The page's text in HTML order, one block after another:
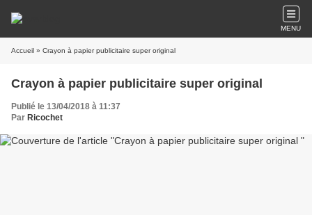
MENU
Accueil » Crayon à papier publicitaire super original
Crayon à papier publicitaire super original
Publié le 13/04/2018 à 11:37
Par Ricochet